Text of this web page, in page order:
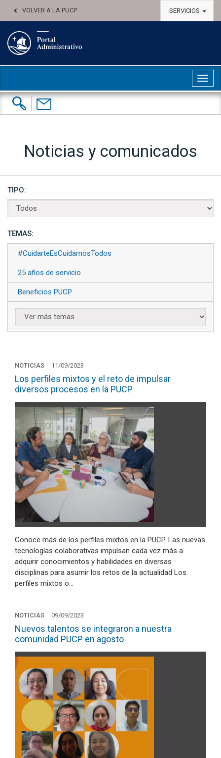
VOLVER A LA PUCP SERVICIOS
Buscar:
Contáctenos
Noticias y comunicados
TIPO:
TEMAS:
#CuidarteEsCuidarnosTodos
25 años de servicio
Beneficios PUCP
NOTICIAS 11/09/2023
Los perfiles mixtos y el reto de impulsar
diversos procesos en la PUCP
Conoce más de los perfiles mixtos en la PUCP. Las nuevas
tecnologías colaborativas impulsan cada vez más a
adquirir conocimientos y habilidades en diversas
disciplinas para asumir los retos de la actualidad Los
perfiles mixtos o…
NOTICIAS 09/09/2023
Nuevos talentos se integraron a nuestra
comunidad PUCP en agosto